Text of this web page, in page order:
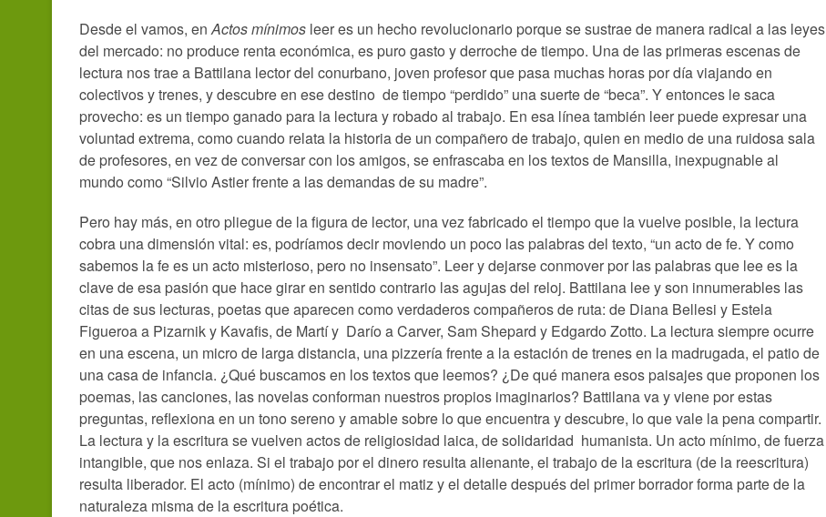
Desde el vamos, enActos mínimos leer es un hecho revolucionario porque se sustrae de manera radical a las leyes
del mercado: no produce renta económica, es puro gasto y derroche de tiempo. Una de las primeras escenas de
lectura nos trae a Battilana lector del conurbano, joven profesor que pasa muchas horas por día viajando en
colectivos y trenes, y descubre en ese destino de tiempo “perdido” una suerte de “beca”. Y entonces le saca
provecho: es un tiempo ganado para la lectura y robado al trabajo. En esa línea también leer puede expresar una
voluntad extrema, como cuando relata la historia de un compañero de trabajo, quien en medio de una ruidosa sala
de profesores, en vez de conversar con los amigos, se enfrascaba en los textos de Mansilla, inexpugnable al
mundo como “Silvio Astier frente a las demandas de su madre”.
Pero hay más, en otro pliegue de la figura de lector, una vez fabricado el tiempo que la vuelve posible, la lectura
cobra una dimensión vital: es, podríamos decir moviendo un poco las palabras del texto, “un acto de fe. Y como
sabemos la fe es un acto misterioso, pero no insensato”. Leer y dejarse conmover por las palabras que lee es la
clave de esa pasión que hace girar en sentido contrario las agujas del reloj. Battilana lee y son innumerables las
citas de sus lecturas, poetas que aparecen como verdaderos compañeros de ruta: de Diana Bellesi y Estela
Figueroa a Pizarnik y Kavafis, de Martí y Darío a Carver, Sam Shepard y Edgardo Zotto. La lectura siempre ocurre
en una escena, un micro de larga distancia, una pizzería frente a la estación de trenes en la madrugada, el patio de
una casa de infancia. ¿Qué buscamos en los textos que leemos? ¿De qué manera esos paisajes que proponen los
poemas, las canciones, las novelas conforman nuestros propios imaginarios? Battilana va y viene por estas
preguntas, reflexiona en un tono sereno y amable sobre lo que encuentra y descubre, lo que vale la pena compartir.
La lectura y la escritura se vuelven actos de religiosidad laica, de solidaridad humanista. Un acto mínimo, de fuerza
intangible, que nos enlaza. Si el trabajo por el dinero resulta alienante, el trabajo de la escritura (de la reescritura)
resulta liberador. El acto (mínimo) de encontrar el matiz y el detalle después del primer borrador forma parte de la
naturaleza misma de la escritura poética.